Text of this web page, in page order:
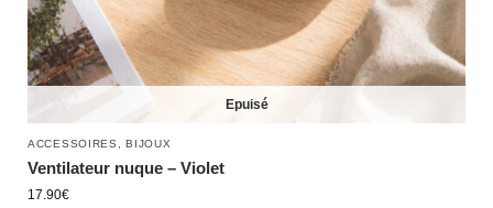
Epuisé
ACCESSOIRES ,BIJOUX
Ventilateur nuque – Violet
17.90€